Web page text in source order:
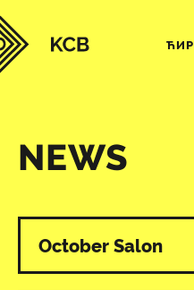
ЋИР
NEWS
All programmes
October Salon